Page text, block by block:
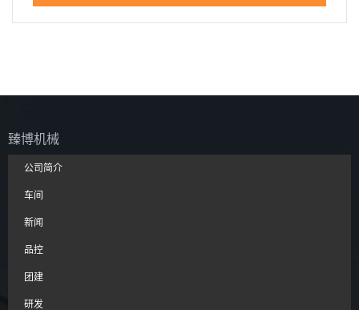
臻博机械
公司简介
车间
新闻
品控
团建
研发